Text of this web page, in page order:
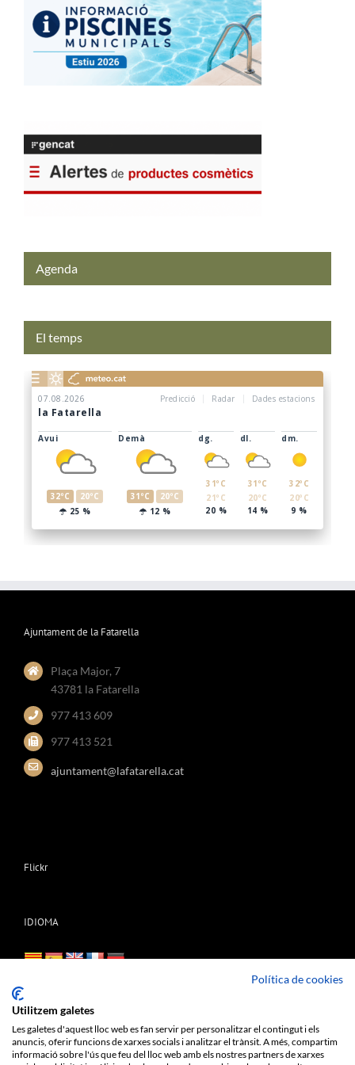
Agenda
El temps
Ajuntament de la Fatarella
Plaça Major, 7
43781 la Fatarella
977 413 609
977 413 521
ajuntament@lafatarella.cat
Flickr
IDIOMA
Política de cookies
Utilitzem galetes
Les galetes d'aquest lloc web es fan servir per personalitzar el contingut i els
anuncis, oferir funcions de xarxes socials i analitzar el trànsit. A més, compartim
informació sobre l'ús que feu del lloc web amb els nostres partners de xarxes